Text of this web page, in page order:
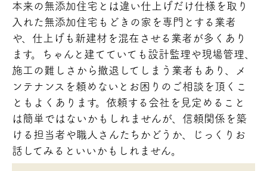
本来の無添加住宅とは違い仕上げだけ仕様を取り
入れた無添加住宅もどきの家を専門とする業者
や、仕上げも新建材を混在させる業者が多くあり
ます。ちゃんと建てていても設計監理や現場管理、
施工の難しさから撤退してしまう業者もあり、メ
ンテナンスを頼めないとお困りのご相談を頂くこ
ともよくあります。依頼する会社を見定めること
は簡単ではないかもしれませんが、信頼関係を築
ける担当者や職人さんたちかどうか、じっくりお
話してみるといいかもしれません。